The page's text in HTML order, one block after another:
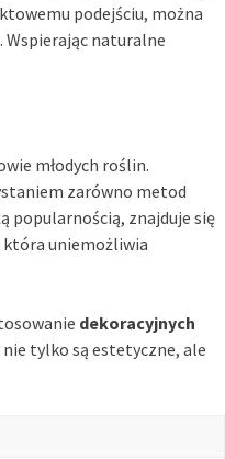
podejściu, można
naturalne
młodych roślin.
zarówno metod
popularnością, znajduje się
która uniemożliwia
dekoracyjnych
tylko są estetyczne, ale